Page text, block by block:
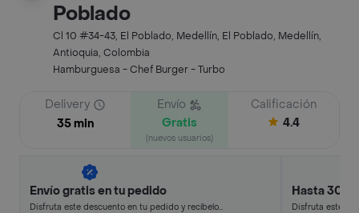
Poblado
Cl 10 #34-43, El Poblado, Medellín, El Poblado, Medellín,
Antioquia, Colombia
Hamburguesa - Chef Burger - Turbo
Delivery
35 min
Envío
Gratis
(nuevos usuarios)
Calificación
4.4
Envío gratis en tu pedido
Disfruta este descuento en tu pedido y recíbelo
Hasta 30%
Disfruta este